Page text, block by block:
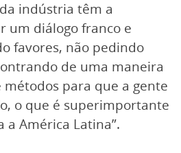
indústria têm a
um diálogo franco e
favores, não pedindo
de uma maneira
para que a gente
o que é superimportante
a América Latina”.